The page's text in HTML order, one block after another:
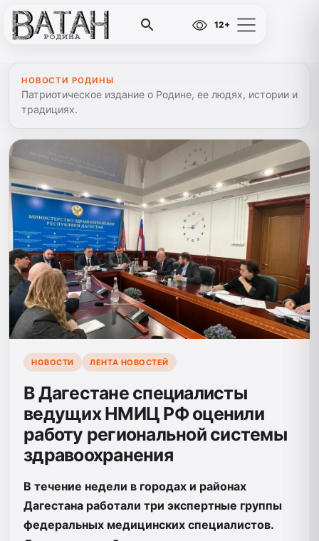
12+
НОВОСТИ РОДИНЫ
Патриотическое издание о Родине, ее людях, истории и
традициях.
НОВОСТИ ЛЕНТА НОВОСТЕЙ
В Дагестане специалисты
ведущих НМИЦ РФ оценили
работу региональной системы
здравоохранения
В течение недели в городах и районах
Дагестана работали три экспертные группы
федеральных медицинских специалистов.